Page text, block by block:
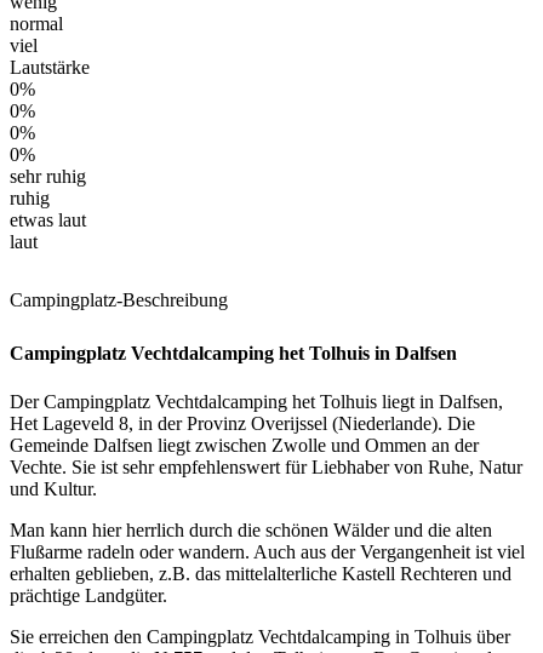
normal
viel
Lautstärke
0%
0%
0%
0%
sehr ruhig
ruhig
etwas laut
laut
Campingplatz-Beschreibung
Campingplatz Vechtdalcamping het Tolhuis in Dalfsen
Der Campingplatz Vechtdalcamping het Tolhuis liegt in Dalfsen,
Het Lageveld 8, in der Provinz Overijssel (Niederlande). Die
Gemeinde Dalfsen liegt zwischen Zwolle und Ommen an der
Vechte. Sie ist sehr empfehlenswert für Liebhaber von Ruhe, Natur
und Kultur.
Man kann hier herrlich durch die schönen Wälder und die alten
Flußarme radeln oder wandern. Auch aus der Vergangenheit ist viel
erhalten geblieben, z.B. das mittelalterliche Kastell Rechteren und
prächtige Landgüter.
Sie erreichen den Campingplatz Vechtdalcamping in Tolhuis über